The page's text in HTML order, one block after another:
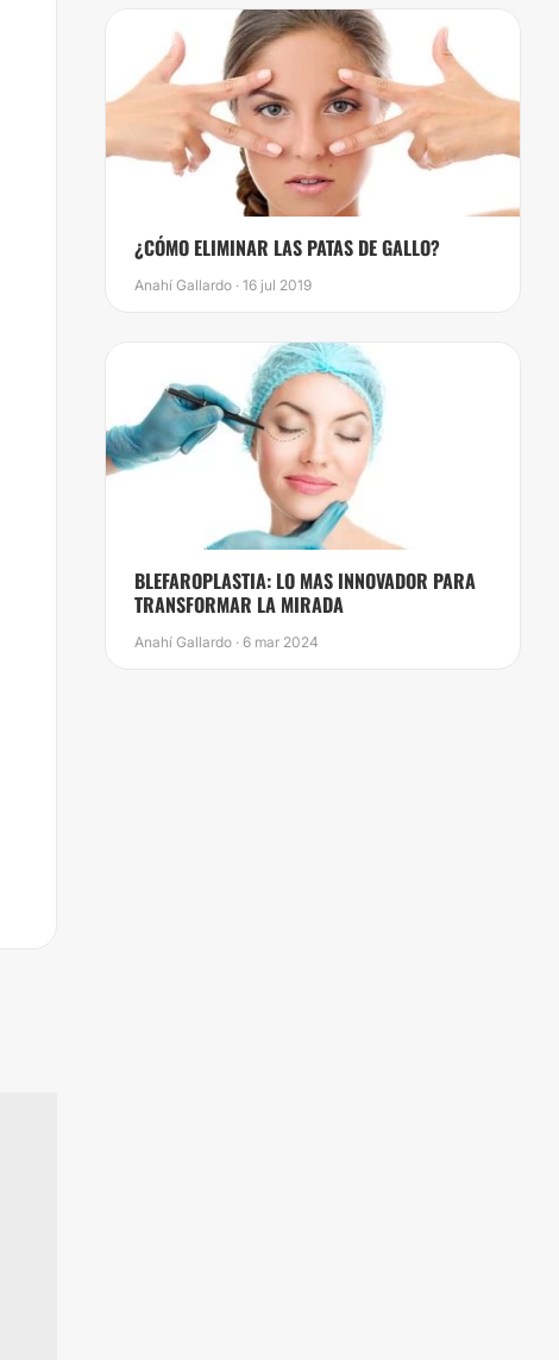
¿CÓMO ELIMINAR LAS PATAS DE GALLO?
Anahí Gallardo · 16 jul 2019
BLEFAROPLASTIA: LO MAS INNOVADOR PARA
TRANSFORMAR LA MIRADA
Anahí Gallardo · 6 mar 2024